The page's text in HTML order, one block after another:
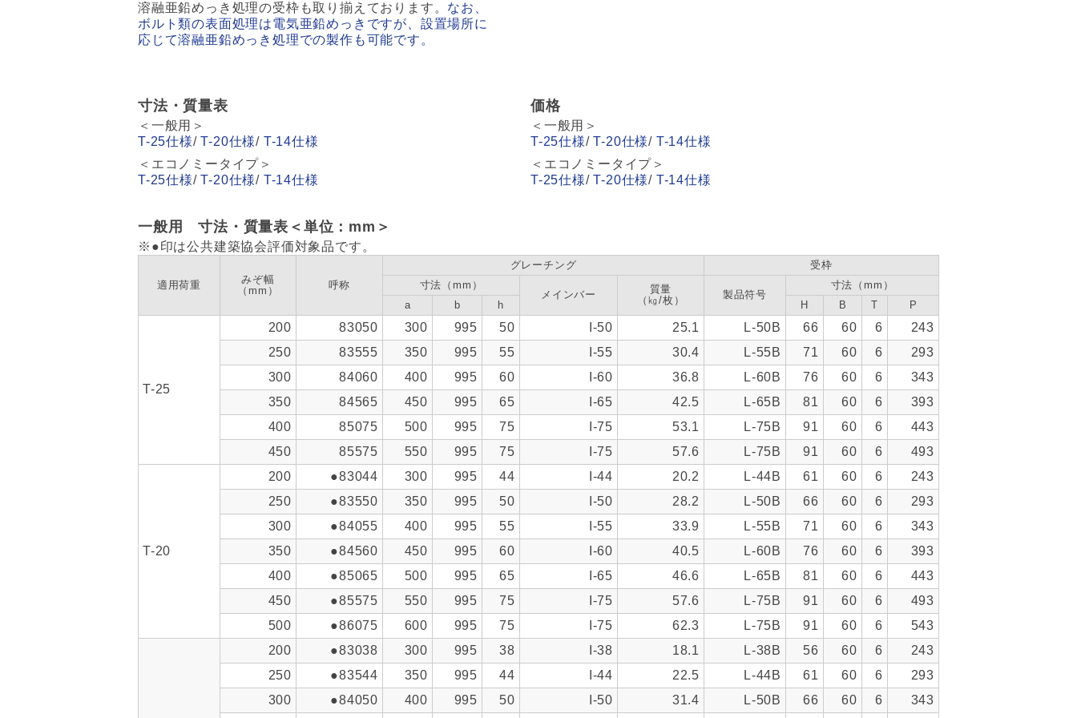
溶融亜鉛めっき処理の受枠も取り揃えております。 なお、
ボルト類の表面処理は電気亜鉛めっきですが、設置場所に
応じて溶融亜鉛めっき処理での製作も可能です。
寸法・質量表
＜一般用＞
T-25仕様/T-20仕様/ T-14仕様
＜エコノミータイプ＞
T-25仕様/T-20仕様/ T-14仕様
価格
＜一般用＞
T-25仕様/T-20仕様/ T-14仕様
＜エコノミータイプ＞
T-25仕様/T-20仕様/ T-14仕様
一般用 寸法・質量表＜単位：mm＞
※●印は公共建築協会評価対象品です。
適用荷重
みぞ幅
（mm）
呼称
グレーチング
受枠
寸法（mm）
メインバー
質量
（㎏/枚）
製品符号
寸法（mm）
a
b h H B T P
T-25
200 83050 300 995 50 I-50 25.1 L-50B 66 60 6
243
250
83555 350 995 55 I-55 30.4 L-55B 71 60 6
293
300
84060 400 995 60 I-60 36.8 L-60B 76 60 6
343
350
84565 450 995 65 I-65 42.5 L-65B 81 60 6
393
400
85075 500 995 75 I-75 53.1 L-75B 91 60 6
443
450
85575 550 995 75 I-75 57.6 L-75B 91 60 6 493
T-20
200 ●83044 300 995 44 I-44 20.2 L-44B 61 60 6
243
250
●83550 350 995 50 I-50 28.2 L-50B 66 60 6
293
300
●84055 400 995 55 I-55 33.9 L-55B 71 60 6
343
350
●84560 450 995 60 I-60 40.5 L-60B 76 60 6
393
400
●85065 500 995 65 I-65 46.6 L-65B 81 60 6
443
450
●85575 550 995 75 I-75 57.6 L-75B 91 60 6
493
500
●86075 600 995 75 I-75 62.3 L-75B 91 60 6
543
200
●83038 300 995 38 I-38 18.1 L-38B 56 60 6
243
250
●83544 350 995 44 I-44 22.5 L-44B 61 60 6
293
300
●84050 400 995 50 I-50 31.4 L-50B 66 60 6 343